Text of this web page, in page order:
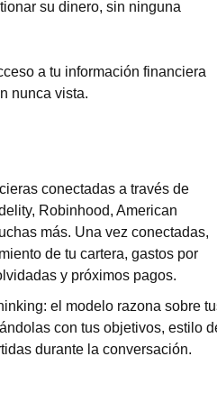
su dinero, sin ninguna
a tu información financiera
nunca vista.
conectadas a través de
Robinhood, American
más. Una vez conectadas,
de tu cartera, gastos por
y próximos pagos.
el modelo razona sobre
con tus objetivos, estilo
durante la conversación.